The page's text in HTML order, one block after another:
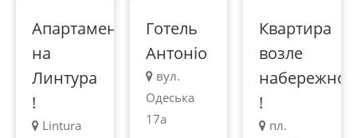
Апартаменты
на
Линтура
!
Lintura
Готель
Антоніо
вул.
Одеська
17а
Квартира
возле
набережной
!
пл.